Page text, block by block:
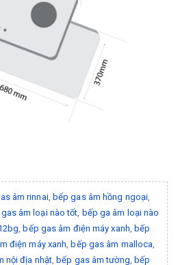
âm rinnai, bếp gas âm hồng ngoại
âm loại nào tốt bếp ga âm loại nào
,bếp gas âm điện máy xanh ,bếp
điện máy xanh ,bếp gas âm malloca
nội địa nhật,bếp gas âm tường bếp